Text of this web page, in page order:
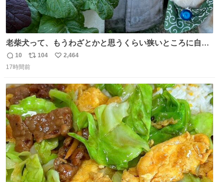
老柴犬って、もうわざとかと思うくらい狭いところに自ら
はまりにいくじゃないですか？ 今朝ガーデニングしてる飼
い主の間にはまってきて、最高に可愛かった♥️
返
信
10
リ
ポ
ト
数
104
い
数
2,464
17時間前